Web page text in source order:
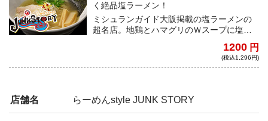
く絶品塩ラーメン！
ミシュランガイド大阪掲載の塩ラーメンの
超名店。地鶏とハマグリのＷスープに塩ダ
旨味あふれる絶品スープ！全粒粉入りの麺
1200 円
(税込1,296円)
店舗名 らーめんstyle JUNK STORY